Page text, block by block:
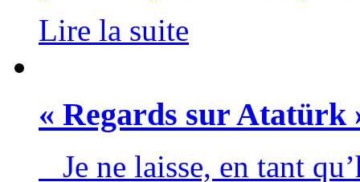
Lire la suite
« Regards sur Atatürk
Je ne laisse, en tant